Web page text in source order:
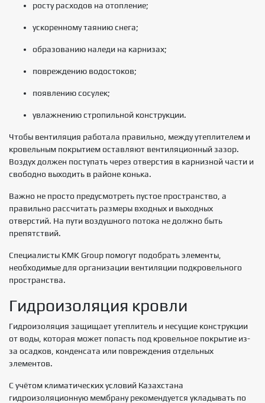
росту расходов на отопление;
ускоренному таянию снега;
образованию наледи на карнизах;
повреждению водостоков;
появлению сосулек;
увлажнению стропильной конструкции.
Чтобы вентиляция работала правильно, между утеплителем и
кровельным покрытием оставляют вентиляционный зазор.
Воздух должен поступать через отверстия в карнизной части и
свободно выходить в районе конька.
Важно не просто предусмотреть пустое пространство, а
правильно рассчитать размеры входных и выходных
отверстий. На пути воздушного потока не должно быть
препятствий.
Специалисты KMK Group помогут подобрать элементы,
необходимые для организации вентиляции подкровельного
пространства.
Гидроизоляция кровли
Гидроизоляция защищает утеплитель и несущие конструкции
от воды, которая может попасть под кровельное покрытие из-
за осадков, конденсата или повреждения отдельных
элементов.
С учётом климатических условий Казахстана
гидроизоляционную мембрану рекомендуется укладывать по